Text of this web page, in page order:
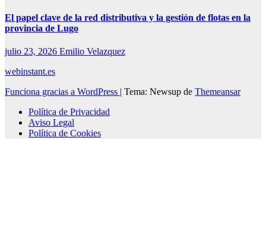
El papel clave de la red distributiva y la gestión de flotas en la
provincia de Lugo
julio 23, 2026 Emilio Velazquez
webinstant.es
Funciona gracias a WordPress | Tema: Newsup de Themeansar
Política de Privacidad
Aviso Legal
Política de Cookies